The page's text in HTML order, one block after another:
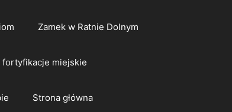
Zamek w Ratnie Dolnym
fortyfikacje miejskie
Strona główna